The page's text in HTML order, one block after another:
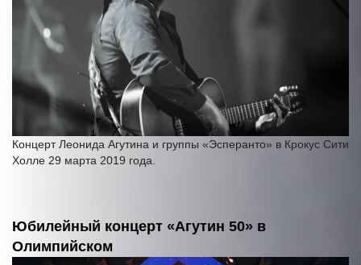
Концерт Леонида Агутина и группы «Эсперанто» в Крокус Сити
Холле 29 марта 2019 года.
Юбилейный концерт «Агутин 50» в
Олимпийском